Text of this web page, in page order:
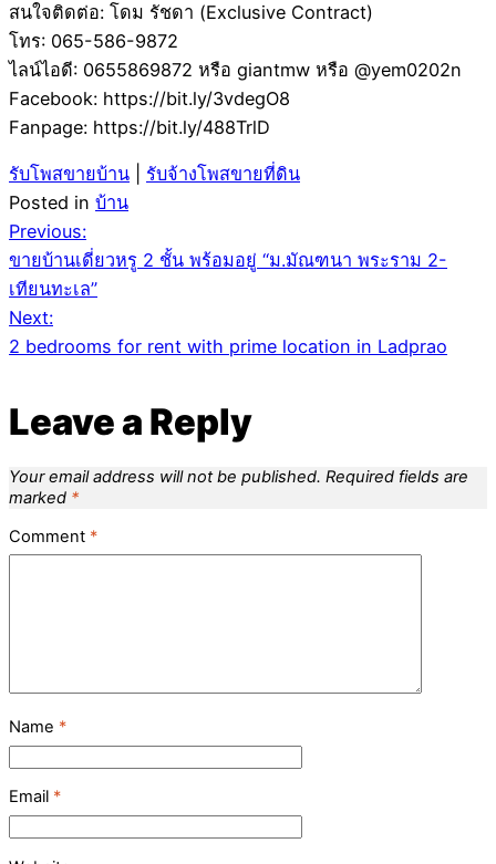
สนใจติดต่อ: โดม รัชดา (Exclusive Contract)
โทร: 065-586-9872
ไลน์ไอดี: 0655869872 หรือ giantmw หรือ @yem0202n
Facebook: https://bit.ly/3vdegO8
Fanpage: https://bit.ly/488TrlD
รับโพสขายบ้าน
รับจ้างโพสขายที่ดิน
Posted in บ้าน
Post
navigation
Previous:
ขายบ้านเดี่ยวหรู 2 ชั้น พร้อมอยู่ “ม.มัณฑนา พระราม 2-
เทียนทะเล”
Next:
2 bedrooms for rent with prime location in Ladprao
Leave a Reply
Your email address will not be published. Required fields are
marked *
Comment *
Name *
Email *